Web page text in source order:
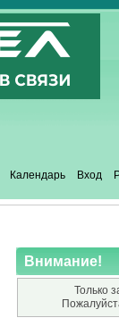
Календарь Вход
Внимание!
Только